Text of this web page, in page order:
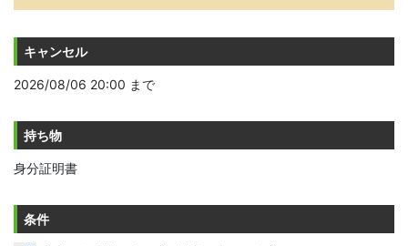
キャンセル
2026/08/06 20:00 まで
持ち物
身分証明書
条件